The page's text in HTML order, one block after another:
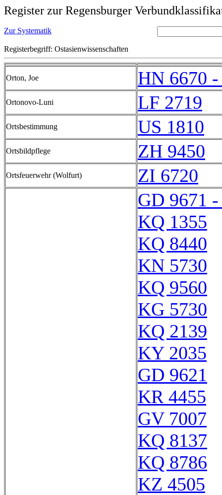
Register zur Regensburger
Zur Systematik
Registerbegriff: Ostasienwissenschaften
Orton, Joe HN 6670
Ortonovo-Luni LF 2719
Ortsbestimmung US 1810
Ortsbildpflege ZH 9450
Ortsfeuerwehr (Wolfurt) ZI 6720
GD 9671
KQ 1355
KQ 8440
KN 5730
KQ 9560
KG 5730
KQ 2139
KY 2035
GD 9621
KR 4455
GV 7007
KQ 8137
KQ 8786
KZ 4505